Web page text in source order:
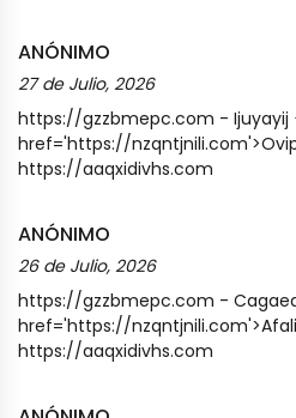
ANÓNIMO
27 de Julio, 2026
https://gzzbmepc.com - Ijuyayij
href='https://
https://aaqxidivhs.com
ANÓNIMO
26 de Julio, 2026
https://gzzbmepc.com -
href='https://
https://aaqxidivhs.com